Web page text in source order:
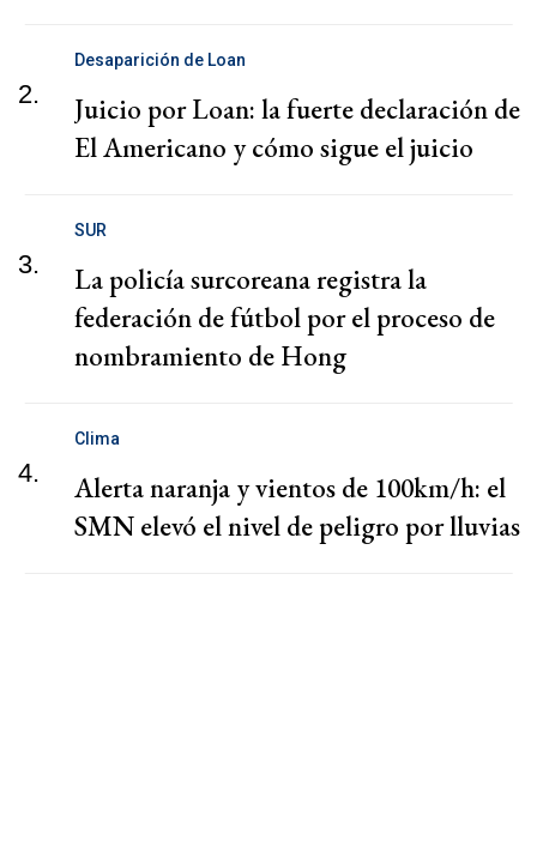
2.
Desaparición de Loan
Juicio por Loan: la fuerte declaración de
El Americano y cómo sigue el juicio
3.
SUR
La policía surcoreana registra la
federación de fútbol por el proceso de
nombramiento de Hong
4.
Clima
Alerta naranja y vientos de 100km/h: el
SMN elevó el nivel de peligro por lluvias